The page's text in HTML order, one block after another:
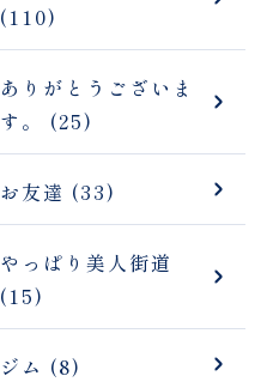
(110)
ありがとうございま
す。 (25)
お友達 (33)
やっぱり美人街道
(15)
ジム (8)